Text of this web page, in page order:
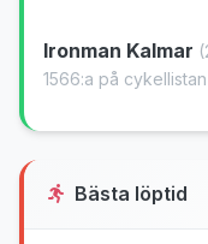
Ironman Kalmar
1566:a på cykellistan
Bästa löptid